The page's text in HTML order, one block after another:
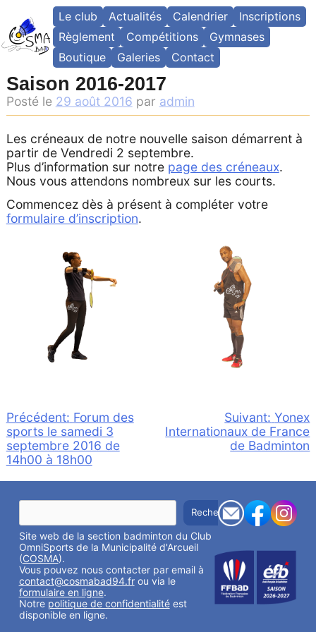
content
Le club Actualités Calendrier
Inscriptions
Règlement
Compétitions
Gymnases
Boutique
Galeries Contact
Saison 2016-2017
Posté le 29 août 2016 par admin
Les créneaux de notre nouvelle saison démarrent à
partir de Vendredi 2 septembre.
Plus d’information sur notre page des créneaux.
Nous vous attendons nombreux sur les courts.
Commencez dès à présent à compléter votre
formulaire d’inscription.
Navigation
de
l’article
Précédent: Forum des
sports le samedi 3
septembre 2016 de
14h00 à 18h00
Suivant: Yonex
Internationaux de France
de Badminton
R
c
h
e
r
c
h
e
r
Rechercher
Site web de la section badminton du Club
OmniSports de la Municipalité d'Arcueil
(COSMA).
Vous pouvez nous contacter par email à
contact@cosmabad94.frou via le
formulaire en ligne.
Notre politique de confidentialitéest
disponible en ligne.